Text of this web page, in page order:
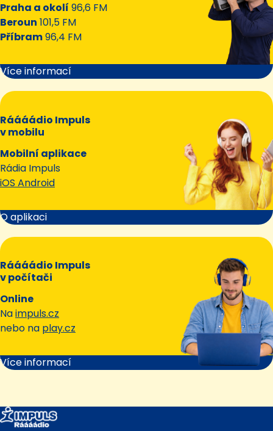
Praha a okolí 96,6 FM
Beroun 101,5 FM
Příbram96,4 FM
Více informací
Ráááádio Impuls
v mobilu
Mobilní aplikace
Rádia Impuls
iOS Android
O aplikaci
Ráááádio Impuls
v počítači
Online
Naimpuls.cz
nebo na play.cz
Více informací